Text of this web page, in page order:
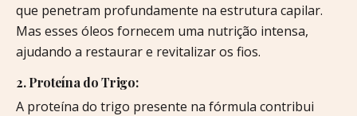
que penetram profundamente na estrutura capilar.
Mas esses óleos fornecem uma nutrição intensa,
ajudando a restaurar e revitalizar os fios.
2. Proteína do Trigo:
A proteína do trigo presente na fórmula contribui